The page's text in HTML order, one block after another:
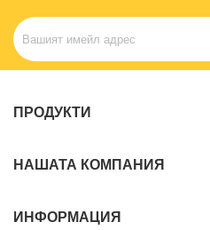
ПРОДУКТИ
НАШАТА КОМПАНИЯ
ИНФОРМАЦИЯ